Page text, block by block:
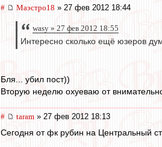
# Маэстро18 » 27 фев 2012 18:44
wasy » 27 фев 2012 18:55
Интересно сколько ещё юзеров
Бля... убил пост))
Вторую неделю охуеваю от
# taram » 27 фев 2012 18:13
Сегодня от фк рубин на Центральный